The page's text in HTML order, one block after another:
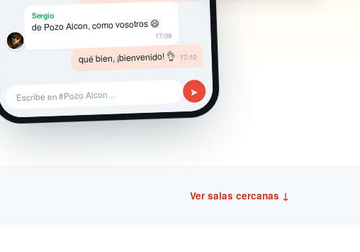
Sergio
de Pozo Alcon, como vosotros 😄
17:09
qué bien, ¡bienvenido! 👌 17:10
Escribe en #Pozo Alcon… ➤
Ver salas cercanas ↓